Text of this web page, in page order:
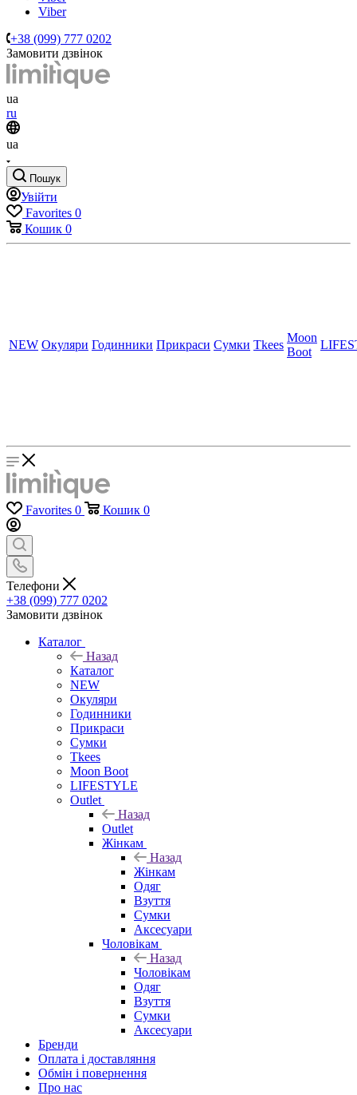
Viber
+38 (099) 777 0202
Замовити дзвінок
ua
ru
ua
Пошук
Увійти
Favorites 0
Кошик 0
NEW Окуляри Годинники Прикраси Сумки Tkees
Moon
Boot
Favorites 0 Кошик 0
Телефони
+38 (099) 777 0202
Замовити дзвінок
Каталог
Назад
Каталог
NEW
Окуляри
Годинники
Прикраси
Сумки
Tkees
Moon Boot
LIFESTYLE
Outlet
Назад
Outlet
Жінкам
Назад
Жінкам
Одяг
Взуття
Сумки
Аксесуари
Чоловікам
Назад
Чоловікам
Одяг
Взуття
Сумки
Аксесуари
Бренди
Оплата і доставляння
Обмін і повернення
Про нас